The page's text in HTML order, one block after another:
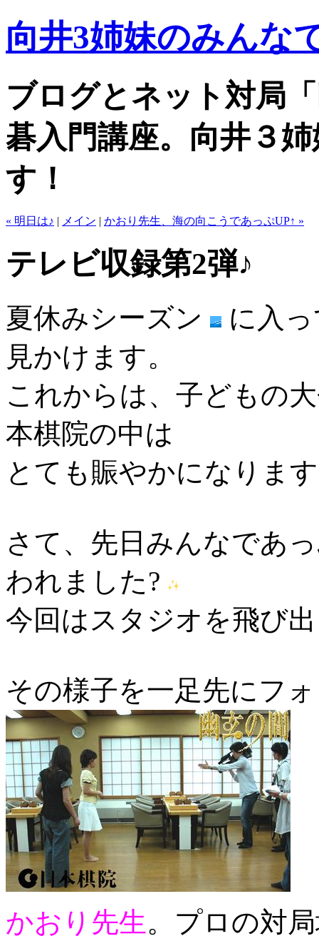
向井3姉妹のみんな
ブログとネット対局
碁入門講座。向井３
す！
« 明日は♪ | メイン | かおり先生、海の向こうであっぷUP↑ »
テレビ収録第2弾♪
夏休みシーズン
に入
見かけます。
これからは、子どもの
本棋院の中は
とても賑やかになりま
さて、先日みんなであ
われました?
今回はスタジオを飛び
その様子を一足先にフ
かおり先生。プロの対